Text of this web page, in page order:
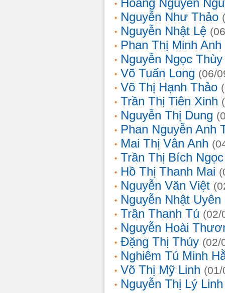
Hoàng Nguyễn
Nguyễn Như Thảo
Nguyễn Nhật Lệ
Phan Thị Minh Anh
Nguyễn Ngọc
Võ Tuấn Long (06/
Võ Thị Hạnh Thảo
Trần Thị Tiên Xinh
Nguyễn Thị Dung
Phan Nguyễn Anh
Mai Thị Vân Anh
Trần Thị Bích Ngọc
Hồ Thị Thanh Mai
Nguyễn Văn Việt
Nguyễn Nhật Uyên
Trần Thanh Tú (02/
Nguyễn Hoài
Đặng Thị Thúy (02/
Nghiêm Tú Minh
Võ Thị Mỹ Linh
Nguyễn Thị Lý Linh